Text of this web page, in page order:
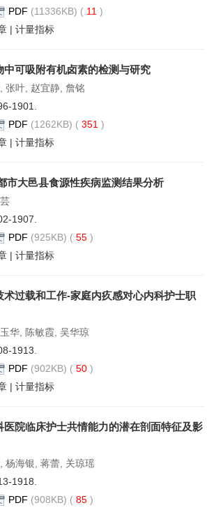
PDF (11336KB) ( 11 )
| 计量指标
中可吸附有机卤素的检测与研究
张叶, 赵宜静, 詹铭
1901.
PDF (1262KB) ( 351 )
| 计量指标
市大邑县食源性疾病监测结果分析
1907.
PDF (925KB) ( 55 )
| 计量指标
术过载和工作-家庭内疚感对心内科护士职
华, 陈敏霞, 吴华琼
1913.
PDF (902KB) ( 50 )
| 计量指标
医院临床护士共情能力的潜在剖面特征及影
杨海银, 蒋蕾, 关琼瑶
1918.
PDF (908KB) ( 85 )